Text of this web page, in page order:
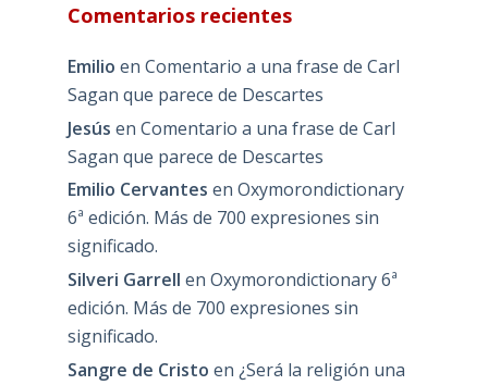
Comentarios recientes
Emilio en Comentario a una frase de Carl
Sagan que parece de Descartes
Jesús en Comentario a una frase de Carl
Sagan que parece de Descartes
Emilio Cervantes en Oxymorondictionary
6ª edición. Más de 700 expresiones sin
significado.
Silveri Garrell en Oxymorondictionary 6ª
edición. Más de 700 expresiones sin
significado.
Sangre de Cristo en ¿Será la religión una